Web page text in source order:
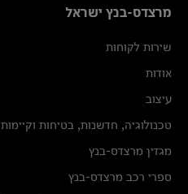
מרצדס-בנץ ישראל
שירות לקוחות
אודות
עיצוב
טכנולוגיה, חדשנות, בטיחות וקיימות
מגזין מרצדס-בנץ
ספרי רכב מרצדס-בנץ